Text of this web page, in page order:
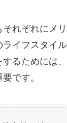
それぞれにメ
ライフスタイ
るためには
です。